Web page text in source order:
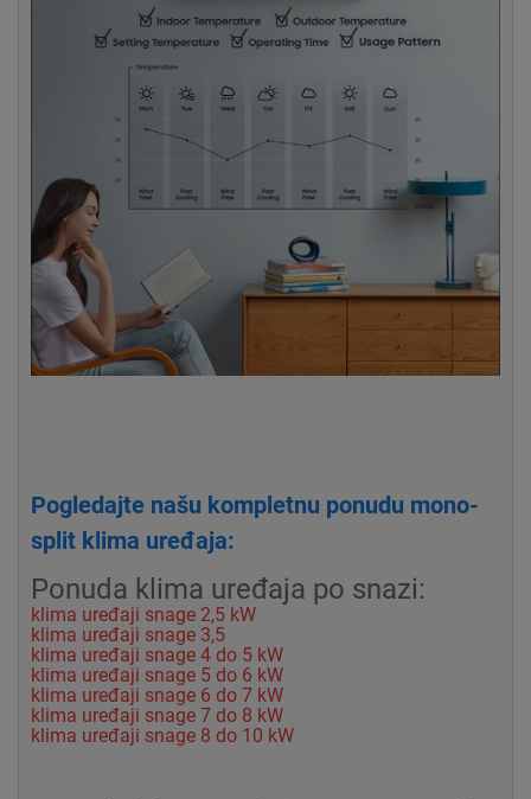
Pogledajte našu kompletnu ponudu mono-
split klima uređaja:
Ponuda klima uređaja po snazi:
klima uređaji snage 2,5 kW
klima uređaji snage 3,5
klima uređaji snage 4 do 5 kW
klima uređaji snage 5 do 6 kW
klima uređaji snage 6 do 7 kW
klima uređaji snage 7 do 8 kW
klima uređaji snage 8 do 10 kW